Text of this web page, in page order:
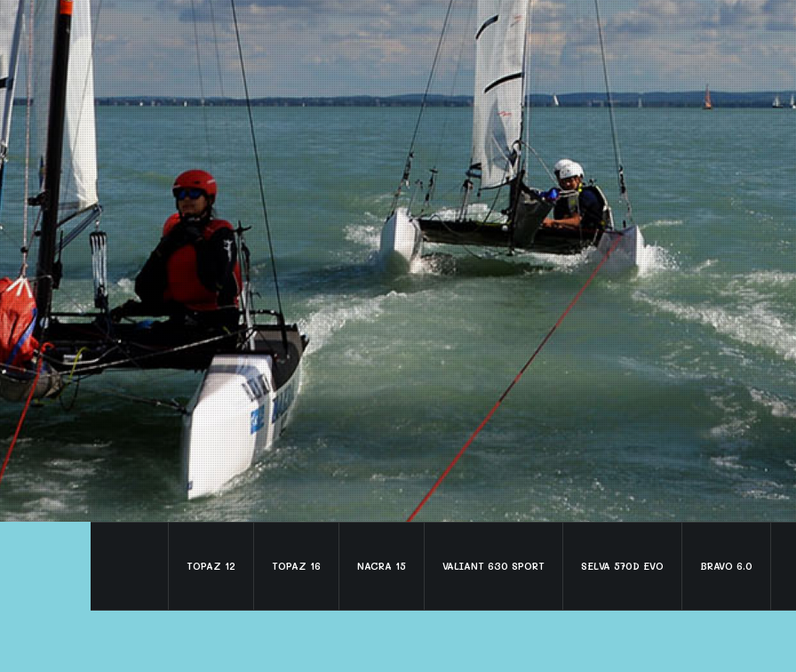
TOPAZ 12 TOPAZ 16 NACRA 15 VALIANT 630 SPORT SELVA 570D EVO BRAVO 6.0